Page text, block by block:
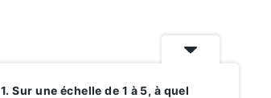
1. Sur une échelle de 1 à 5, à quel